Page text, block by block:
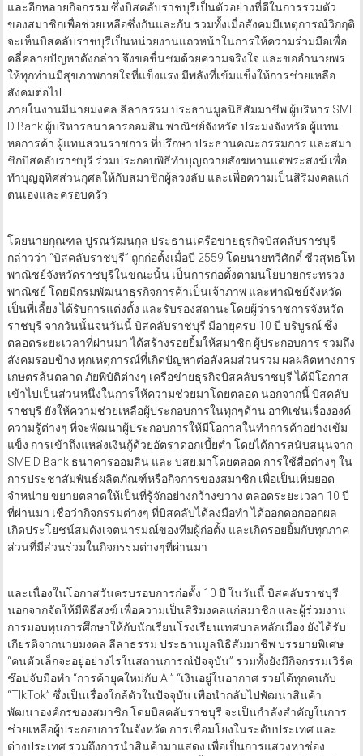
และอีกหลายกิจกรรม ซึ่งบิสคลับราชบุรีเป็นตัวอย่างที่ดีในการรวมตัว
ของสมาชิกเพื่อช่วยเหลือซึ่งกันและกัน รวมทั้งเมื่อสังคมมีเหตุการณ์วิกฤติ
จะเห็นบิสคลับราชบุรีเป็นหน่วยงานแถวหน้าในการให้ความร่วมมือเพื่อ
คลี่คลายปัญหาดังกล่าว จึงขอชื่นชมด้วยความจริงใจ และขออำนวยพร
ให้ทุกท่านมีสุขภาพกายใจที่แข็งแรง มีพลังที่เข้มแข็งให้การช่วยเหลือ
สังคมต่อไป
ภายในงานมีนายมงคล ลีลาธรรม ประธานมูลนิธิสัมมาชีพ ผู้บริหาร SME
D Bank ผู้บริหารธนาคารออมสิน พาณิชย์จังหวัด ประมงจังหวัด ผู้แทน
หอการค้า ผู้แทนส่วนราชการ ที่ปรึกษา ประธานคณะกรรมการ และสมา
ชิกบิสคลับราชบุรี ร่วมประกอบพิธีทำบุญถวายสังฆทานแด่พระสงฆ์ เพื่อ
ทำบุญอุทิศส่วนกุศลให้กับสมาชิกผู้ล่วงลับ และเพื่อความเป็นสิริมงคลแก่
ตนเองและครอบครัว
โดยนายกุณฑล ปูรณวัฒนกุล ประธานเครือข่ายธุรกิจบิสคลับราชบุรี
กล่าวว่า “บิสคลับราชบุรี” ถูกก่อตั้งเมื่อปี 2559 โดยนายทวีศักดิ์ ชีวสุทธโท
พาณิชย์จังหวัดราชบุรีในขณะนั้น เป็นการก่อตั้งตามนโยบายกระทรวง
พาณิชย์ โดยมีกรมพัฒนาธุรกิจการค้าเป็นเจ้าภาพ และพาณิชย์จังหวัด
เป็นพี่เลี้ยง ได้รับการแต่งตั้ง และรับรองสถานะโดยผู้ว่าราชการจังหวัด
ราชบุรี จากวันนั้นจนวันนี้ บิสคลับราชบุรี มีอายุครบ 10 ปี บริบูรณ์ ซึ่ง
ตลอดระยะเวลาที่ผ่านมา ได้สร้างรอยยิ้มให้สมาชิก ผู้ประกอบการ รวมถึง
สังคมรอบข้าง ทุกเหตุการณ์ที่เกิดปัญหาต่อสังคมส่วนรวม ผลผลิตทางการ
เกษตรล้นตลาด ภัยพิบัติต่างๆ เครือข่ายธุรกิจบิสคลับราชบุรี ได้มีโอกาส
เข้าไปเป็นส่วนหนึ่งในการให้ความช่วยมาโดยตลอด นอกจากนี้ บิสคลับ
ราชบุรี ยังให้ความช่วยเหลือผู้ประกอบการในทุกๆด้าน อาทิเช่นเรื่ององค์
ความรู้ต่างๆ ที่จะพัฒนาผู้ประกอบการให้มีโอกาสในทำการค้าอย่างเข้ม
แข็ง การเข้าถึงแหล่งเงินกู้ด้วยอัตราดอกเบี้ยต่ำ โดยได้การสนับสนุนจาก
SME D Bank ธนาคารออมสิน และ บสย.มาโดยตลอด การใช้สื่อต่างๆ ใน
การประชาสัมพันธ์ผลิตภัณฑ์หรือกิจการของสมาชิก เพื่อเป็นเพิ่มยอด
จำหน่าย ขยายตลาดให้เป็นที่รู้จักอย่างกว้างขวาง ตลอดระยะเวลา 10 ปี
ที่ผ่านมา เชื่อว่ากิจกรรมต่างๆ ที่บิสคลับได้ลงมือทำ ได้ออกดอกออกผล
เกิดประโยชน์สมดังเจตนารมณ์ของทีมผู้ก่อตั้ง และเกิดรอยยิ้มกับทุกภาค
ส่วนที่มีส่วนร่วมในกิจกรรมต่างๆที่ผ่านมา
และเนื่องในโอกาสวันครบรอบการก่อตั้ง 10 ปี ในวันนี้ บิสคลับราชบุรี
นอกจากจัดให้มีพิธีสงฆ์ เพื่อความเป็นสิริมงคลแก่สมาชิก และผู้ร่วมงาน
การมอบทุนการศึกษาให้กับนักเรียนโรงเรียนเทศบาลหลักเมือง ยังได้รับ
เกียรติจากนายมงคล ลีลาธรรม ประธานมูลนิธิสัมมาชีพ บรรยายพิเศษ
“คนตัวเล็กจะอยู่อย่างไรในสถานการณ์ปัจจุบัน” รวมทั้งยังมีกิจกรรมเวิร์ค
ช๊อปจับมือทำ “การค้ายุคใหม่กับ AI” “เงินอยู่ในอากาศ รวยได้ทุกคนกับ
“TIkTok” ซึ่งเป็นเรื่องใกล้ตัวในปัจจุบัน เพื่อนำกลับไปพัฒนาสินค้า
พัฒนาองค์กรของสมาชิก โดยบิสคลับราชบุรี จะเป็นกำลังสำคัญในการ
ช่วยเหลือผู้ประกอบการในจังหวัด การเชื่อมโยงในระดับประเทศ และ
ต่างประเทศ รวมถึงการนำสินค้ามาแสดง เพื่อเป็นการแสวงหาช่อง